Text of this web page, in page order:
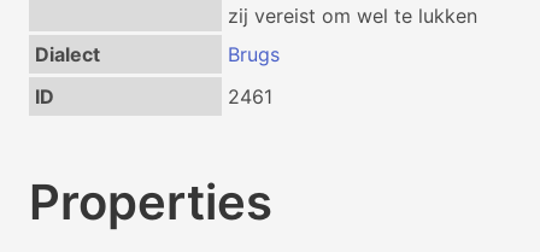
zij vereist om wel te lukken
Dialect
Brugs
ID
2461
Properties